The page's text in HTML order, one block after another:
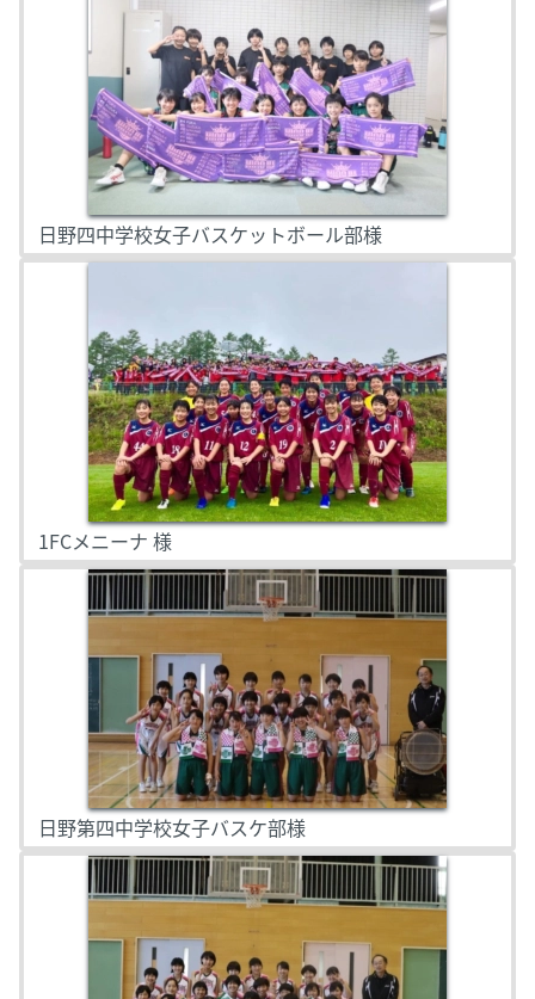
日野四中学校女子バスケットボール部様
1FCメニーナ 様
日野第四中学校女子バスケ部様